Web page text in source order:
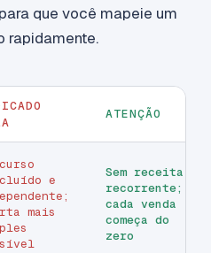
que você mapeie um
rapidamente.
ATENÇÃO
e
mais
Sem receita
recorrente;
cada venda
começa do
zero